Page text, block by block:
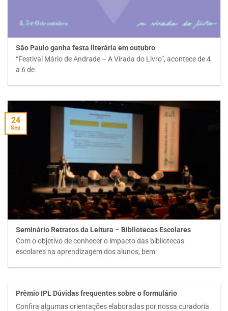
São Paulo ganha festa literária em outubro
“Festival Mário de Andrade – A Virada do Livro”, acontece de 4
a 6 de
Seminário Retratos da Leitura – Bibliotecas Escolares
Com o objetivo de conhecer o impacto das bibliotecas
escolares na aprendizagem dos alunos, bem
24
Sep
Prêmio IPL Dúvidas frequentes sobre o formulário
Confira algumas orientações elaboradas por nossa curadoria